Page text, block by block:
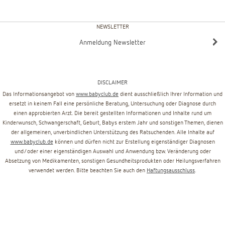
NEWSLETTER
Anmeldung Newsletter
DISCLAIMER
Das Informationsangebot von www.babyclub.de dient ausschließlich Ihrer Information und
ersetzt in keinem Fall eine persönliche Beratung, Untersuchung oder Diagnose durch
einen approbierten Arzt. Die bereit gestellten Informationen und Inhalte rund um
Kinderwunsch, Schwangerschaft, Geburt, Babys erstem Jahr und sonstigen Themen, dienen
der allgemeinen, unverbindlichen Unterstützung des Ratsuchenden. Alle Inhalte auf
www.babyclub.dekönnen und dürfen nicht zur Erstellung eigenständiger Diagnosen
und/oder einer eigenständigen Auswahl und Anwendung bzw. Veränderung oder
Absetzung von Medikamenten, sonstigen Gesundheitsprodukten oder Heilungsverfahren
verwendet werden. Bitte beachten Sie auch den Haftungsausschluss.